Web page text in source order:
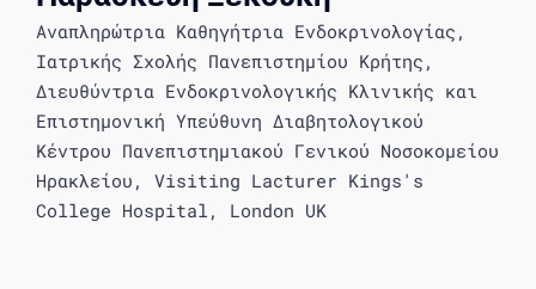
Αναπληρώτρια Καθηγήτρια Ενδοκρινολογίας,
Ιατρικής Σχολής Πανεπιστημίου Κρήτης,
Διευθύντρια Ενδοκρινολογικής Κλινικής και
Επιστημονική Υπεύθυνη Διαβητολογικού
Κέντρου Πανεπιστημιακού Γενικού Νοσοκομείου
Ηρακλείου, Visiting Lacturer Kings's
College Hospital, London UK